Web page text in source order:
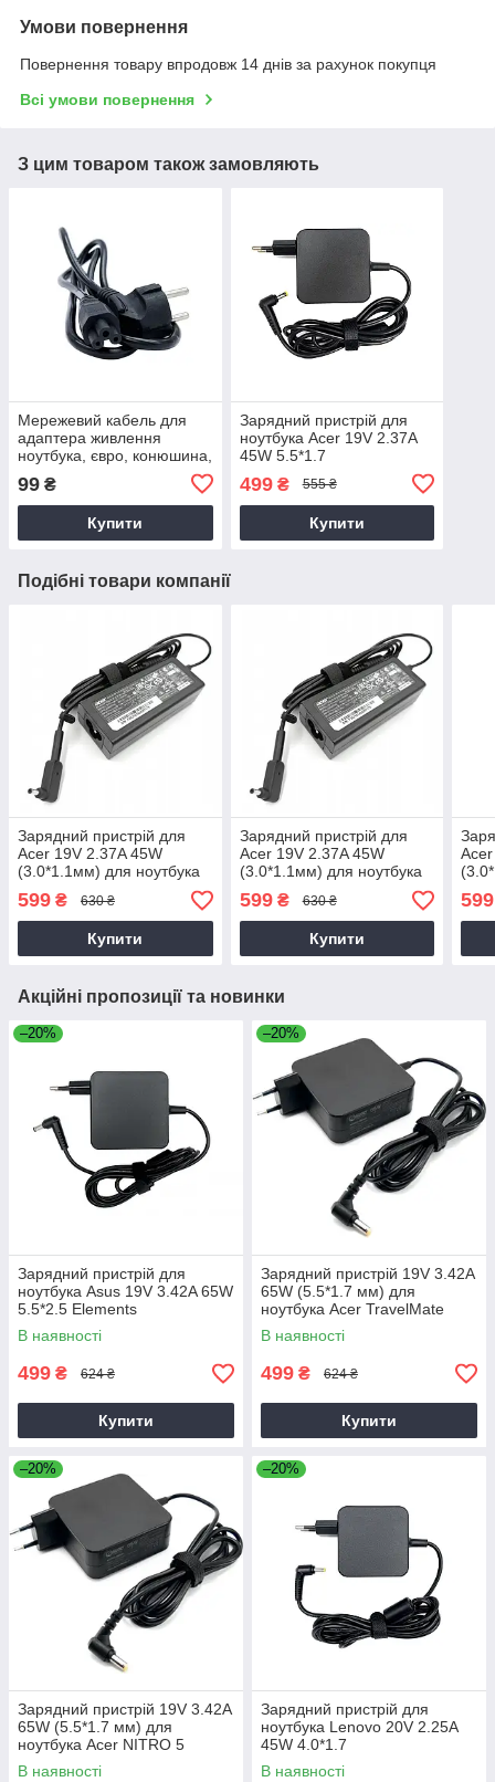
Умови повернення
Повернення товару впродовж 14 днів за рахунок покупця
Всі умови повернення
З цим товаром також замовляють
Мережевий кабель для
адаптера живлення
ноутбука, євро, конюшина,
99 ₴
Купити
Зарядний пристрій для
ноутбука Acer 19V 2.37A
45W 5.5*1.7
499₴ 555 ₴
Купити
Подібні товари компанії
Зарядний пристрій для
Acer 19V 2.37A 45W
(3.0*1.1мм) для ноутбука
Acer Aspire 3 A315-22
599 ₴ 630 ₴
Купити
Зарядний пристрій для
Acer 19V 2.37A 45W
(3.0*1.1мм) для ноутбука
Acer Aspire 3 A315-23
599₴ 630 ₴
Купити
599
Акційні пропозиції та новинки
–20%
Зарядний пристрій для
ноутбука Asus 19V 3.42A 65W
5.5*2.5 Elements
В наявності
499 ₴ 624 ₴
Купити
–20%
Зарядний пристрій 19V 3.42A
65W (5.5*1.7 мм) для
ноутбука Acer TravelMate
P2510-G2-M
В наявності
499 ₴ 624 ₴
Купити
–20%
Зарядний пристрій 19V 3.42A
65W (5.5*1.7 мм) для
ноутбука Acer NITRO 5
AN515-31 65
В наявності
–20%
Зарядний пристрій для
ноутбука Lenovo 20V 2.25A
45W 4.0*1.7
В наявності